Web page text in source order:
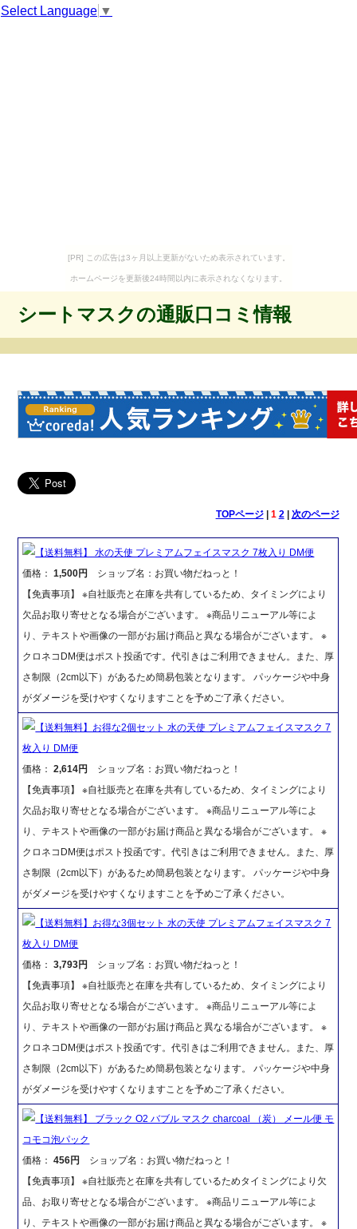
Select Language ▼
[PR] この広告は3ヶ月以上更新がないため表示されています。
ホームページを更新後24時間以内に表示されなくなります。
シートマスクの通販口コミ情報
TOPページ| 1 2| 次のページ
【送料無料】 水の天使 プレミアムフェイスマスク 7枚入り DM便
価格：1,500円
ショップ名：お買い物だねっと！
【免責事項】 ※自社販売と在庫を共有しているため、タイミングにより
欠品お取り寄せとなる場合がございます。 ※商品リニューアル等によ
り、テキストや画像の一部がお届け商品と異なる場合がございます。 ※
クロネコDM便はポスト投函です。代引きはご利用できません。また、厚
さ制限（2cm以下）があるため簡易包装となります。 パッケージや中身
がダメージを受けやすくなりますことを予めご了承ください。
【送料無料】お得な2個セット 水の天使 プレミアムフェイスマスク 7
枚入り DM便
価格：2,614円
ショップ名：お買い物だねっと！
【免責事項】 ※自社販売と在庫を共有しているため、タイミングにより
欠品お取り寄せとなる場合がございます。 ※商品リニューアル等によ
り、テキストや画像の一部がお届け商品と異なる場合がございます。 ※
クロネコDM便はポスト投函です。代引きはご利用できません。また、厚
さ制限（2cm以下）があるため簡易包装となります。 パッケージや中身
がダメージを受けやすくなりますことを予めご了承ください。
【送料無料】お得な3個セット 水の天使 プレミアムフェイスマスク 7
枚入り DM便
価格：3,793円
ショップ名：お買い物だねっと！
【免責事項】 ※自社販売と在庫を共有しているため、タイミングにより
欠品お取り寄せとなる場合がございます。 ※商品リニューアル等によ
り、テキストや画像の一部がお届け商品と異なる場合がございます。 ※
クロネコDM便はポスト投函です。代引きはご利用できません。また、厚
さ制限（2cm以下）があるため簡易包装となります。 パッケージや中身
がダメージを受けやすくなりますことを予めご了承ください。
【送料無料】 ブラック O2 バブル マスク charcoal （炭） メール便 モ
コモコ泡パック
価格：456円
ショップ名：お買い物だねっと！
【免責事項】 ※自社販売と在庫を共有しているためタイミングにより欠
品、お取り寄せとなる場合がございます。 ※商品リニューアル等によ
り、テキストや画像の一部がお届け商品と異なる場合がございます。 ※